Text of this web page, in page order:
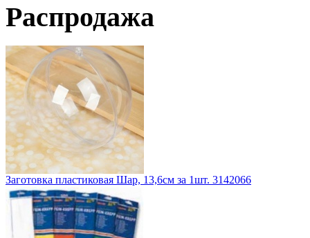
Распродажа
Заготовка пластиковая Шар, 13,6см за 1шт. 3142066